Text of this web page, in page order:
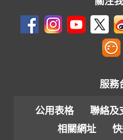
服務
公用表格 聯絡及
相關網址